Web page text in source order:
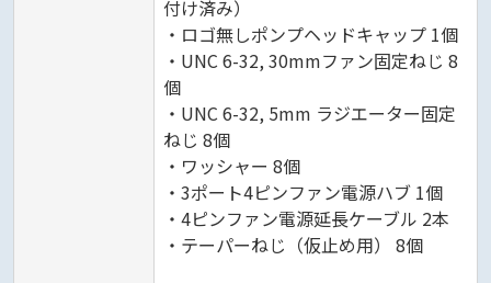
付け済み）
・ロゴ無しポンプヘッドキャップ 1個
・UNC 6-32, 30mmファン固定ねじ 8
個
・UNC 6-32, 5mm ラジエーター固定
ねじ 8個
・ワッシャー 8個
・3ポート4ピンファン電源ハブ 1個
・4ピンファン電源延長ケーブル 2本
・テーパーねじ（仮止め用） 8個